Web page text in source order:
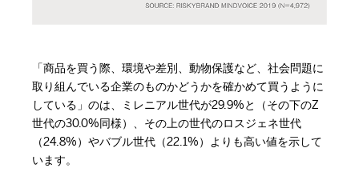
「商品を買う際、環境や差別、動物保護など、社会問題に
取り組んでいる企業のものかどうかを確かめて買うように
している」のは、ミレニアル世代が29.9%と（その下のZ
世代の30.0%同様）、その上の世代のロスジェネ世代
（24.8%）やバブル世代（22.1%）よりも高い値を示して
います。